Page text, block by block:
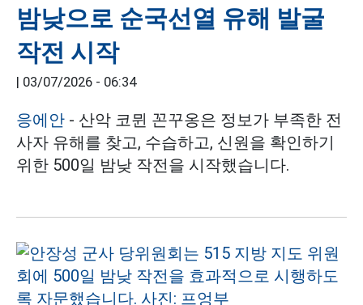
밤낮으로 순국선열 유해 발굴
작전 시작
03/07/2026 - 06:34
응에안 - 산악 코뮌 꼰꾸옹은 정보가 부족한 전
사자 유해를 찾고, 수습하고, 신원을 확인하기
위한 500일 밤낮 작전을 시작했습니다.